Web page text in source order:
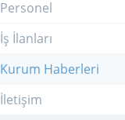
Personel
İş İlanları
Kurum Haberleri
İletişim